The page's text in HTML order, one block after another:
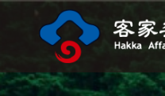
進入內容區塊